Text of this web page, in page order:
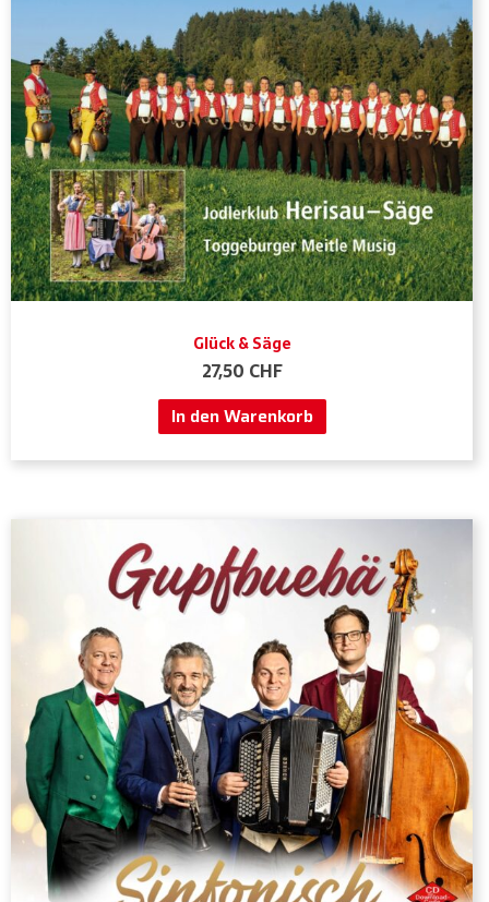
Glück & Säge
27,50 CHF
In den Warenkorb